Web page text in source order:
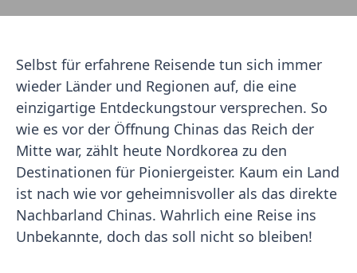
Selbst für erfahrene Reisende tun sich immer
wieder Länder und Regionen auf, die eine
einzigartige Entdeckungstour versprechen. So
wie es vor der Öffnung Chinas das Reich der
Mitte war, zählt heute Nordkorea zu den
Destinationen für Pioniergeister. Kaum ein Land
ist nach wie vor geheimnisvoller als das direkte
Nachbarland Chinas. Wahrlich eine Reise ins
Unbekannte, doch das soll nicht so bleiben!